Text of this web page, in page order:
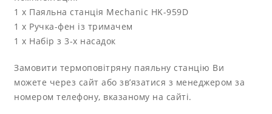
1 х Паяльна станція Mechanic HK-959D
1 х Ручка-фен із тримачем
1 х Набір з 3-х насадок
Замовити термоповітряну паяльну станцію Ви
можете через сайт або зв’язатися з менеджером за
номером телефону, вказаному на сайті.